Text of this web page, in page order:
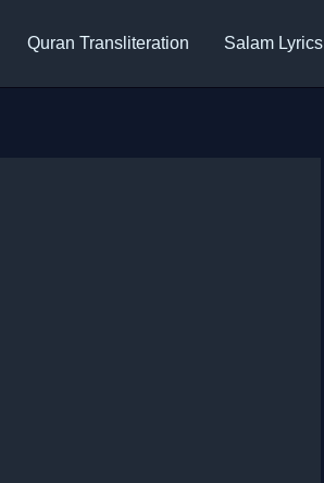
Quran Transliteration Salam Lyrics